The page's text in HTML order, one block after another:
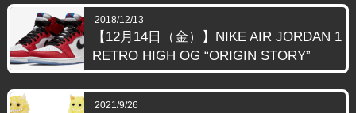
2018/12/13
【12月14日（金）】NIKE AIR JORDAN 1
RETRO HIGH OG “ORIGIN STORY”
2021/9/26